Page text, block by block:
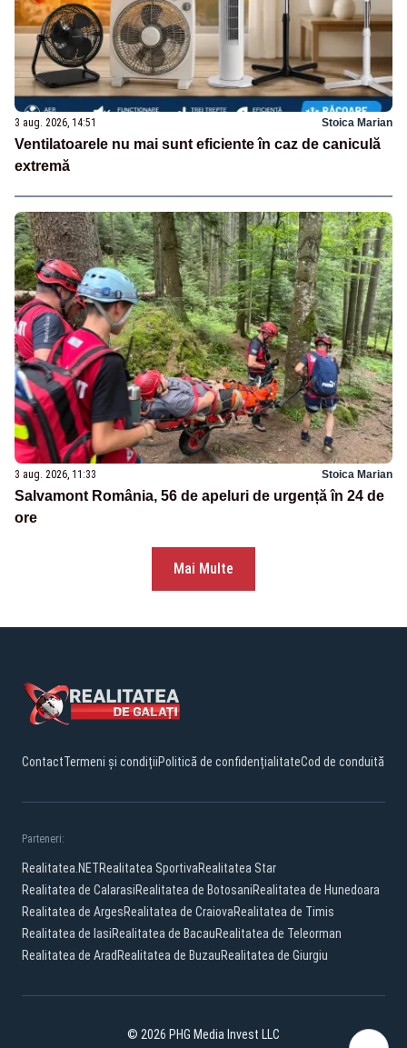
3 aug. 2026, 14:51 Stoica Marian
Ventilatoarele nu mai sunt eficiente în caz de caniculă
extremă
3 aug. 2026, 11:33 Stoica Marian
Salvamont România, 56 de apeluri de urgență în 24 de
ore
Mai Multe
ContactTermeni și condițiiPolitică de confidențialitateCod de conduită
Parteneri:
Realitatea.NETRealitatea SportivaRealitatea Star
Realitatea de CalarasiRealitatea de BotosaniRealitatea de Hunedoara
Realitatea de ArgesRealitatea de CraiovaRealitatea de Timis
Realitatea de IasiRealitatea de BacauRealitatea de Teleorman
Realitatea de Arad Realitatea de BuzauRealitatea de Giurgiu
© 2026 PHG Media Invest LLC